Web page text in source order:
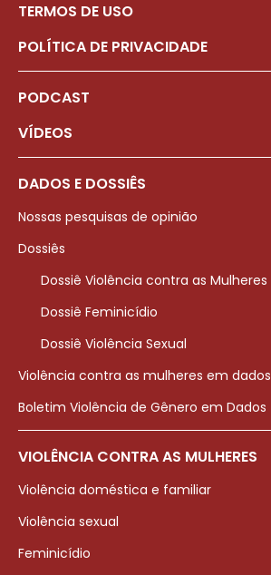
TERMOS DE USO
POLÍTICA DE PRIVACIDADE
PODCAST
VÍDEOS
DADOS E DOSSIÊS
Nossas pesquisas de opinião
Dossiês
Dossiê Violência contra as Mulheres
Dossiê Feminicídio
Dossiê Violência Sexual
Violência contra as mulheres em dados
Boletim Violência de Gênero em Dados
VIOLÊNCIA CONTRA AS MULHERES
Violência doméstica e familiar
Violência sexual
Feminicídio